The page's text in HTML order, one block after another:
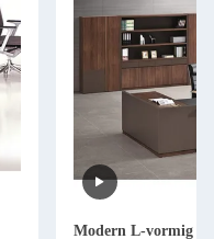
Modern L-vormig